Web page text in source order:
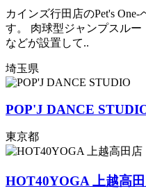
カインズ行田店のPet's
す。 肉球型ジャンプスル
などが設置して..
埼玉県
POP'J DANCE
東京都
HOT40YOGA 上越高